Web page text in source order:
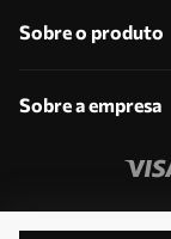
Sobre o produto
Sobre a empresa